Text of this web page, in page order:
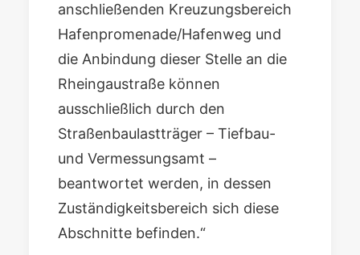
anschließenden Kreuzungsbereich
Hafenpromenade/Hafenweg und
die Anbindung dieser Stelle an die
Rheingaustraße können
ausschließlich durch den
Straßenbaulastträger – Tiefbau-
und Vermessungsamt –
beantwortet werden, in dessen
Zuständigkeitsbereich sich diese
Abschnitte befinden.“